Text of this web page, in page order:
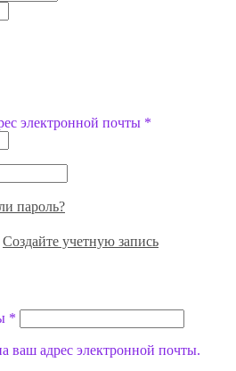
электронной почты *
пароль?
Создайте учетную запись
*
ваш адрес электронной почты.